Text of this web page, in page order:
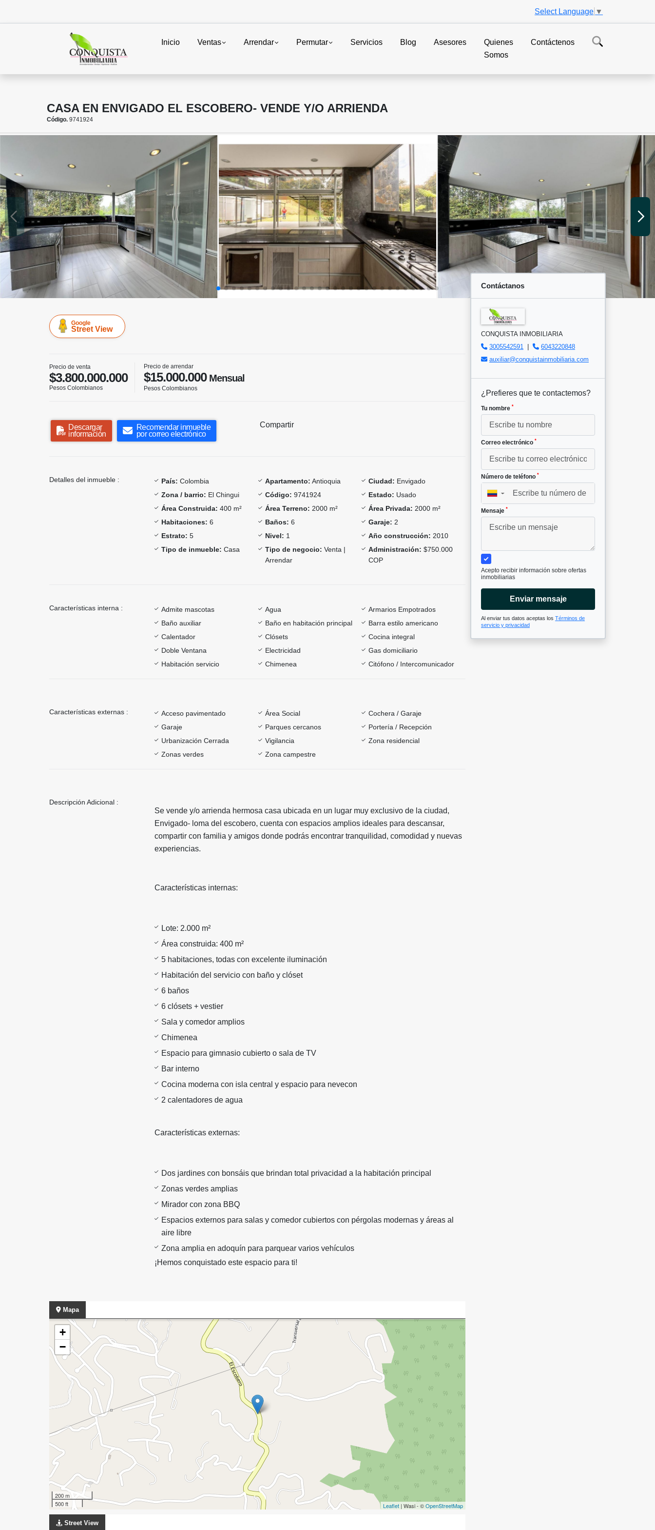
Select Language ▼
Inicio Ventas Arrendar Permutar Servicios Blog Asesores
Quienes
Somos
Contáctenos
CASA EN ENVIGADO EL ESCOBERO- VENDE Y/O ARRIENDA
Código. 9741924
Google
Street View
Precio de venta
$3.800.000.000
Pesos Colombianos
Precio de arrendar
$15.000.000Mensual
Pesos Colombianos
Descargar
información
Recomendar inmueble
por correo electrónico
Compartir
Detalles del inmueble : País: Colombia Apartamento: Antioquia Ciudad: Envigado
Zona / barrio: El Chingui Código: 9741924 Estado: Usado
Área Construida: 400 m² Área Terreno: 2000 m² Área Privada: 2000 m²
Habitaciones: 6 Baños: 6 Garaje: 2
Estrato: 5 Nivel: 1 Año construcción: 2010
Tipo de inmueble: Casa Tipo de negocio: Venta |
Arrendar
Administración: $750.000
COP
Características interna : Admite mascotas Agua
Armarios Empotrados
Baño auxiliar
Baño en habitación principal
Barra estilo americano
Calentador
Clósets
Cocina integral
Doble Ventana
Electricidad
Gas domiciliario
Habitación servicio
Chimenea Citófono / Intercomunicador
Características externas : Acceso pavimentado Área Social
Cochera / Garaje
Garaje
Parques cercanos
Portería / Recepción
Urbanización Cerrada
Vigilancia
Zona residencial
Zonas verdes
Zona campestre
Descripción Adicional :
Se vende y/o arrienda hermosa casa ubicada en un lugar muy exclusivo de la ciudad,
Envigado- loma del escobero, cuenta con espacios amplios ideales para descansar,
compartir con familia y amigos donde podrás encontrar tranquilidad, comodidad y nuevas
experiencias.
Características internas:
Lote: 2.000 m²
Área construida: 400 m²
5 habitaciones, todas con excelente iluminación
Habitación del servicio con baño y clóset
6 baños
6 clósets + vestier
Sala y comedor amplios
Chimenea
Espacio para gimnasio cubierto o sala de TV
Bar interno
Cocina moderna con isla central y espacio para nevecon
2 calentadores de agua
Características externas:
Dos jardines con bonsáis que brindan total privacidad a la habitación principal
Zonas verdes amplias
Mirador con zona BBQ
Espacios externos para salas y comedor cubiertos con pérgolas modernas y áreas al
aire libre
Zona amplia en adoquín para parquear varios vehículos
¡Hemos conquistado este espacio para ti!
Mapa
+
−
200 m
500 ft
Leaflet | Wasi - ©OpenStreetMap
Street View
Contáctanos
CONQUISTA INMOBILIARIA
3005542591
|
6043220848
auxiliar@conquistainmobiliaria.com
¿Prefieres que te contactemos?
Tu nombre *
Correo electrónico *
Número de teléfono *
▼
Mensaje *
Acepto recibir información sobre ofertas
inmobiliarias
Enviar mensaje
Al enviar tus datos aceptas los Términos de
servicio y privacidad